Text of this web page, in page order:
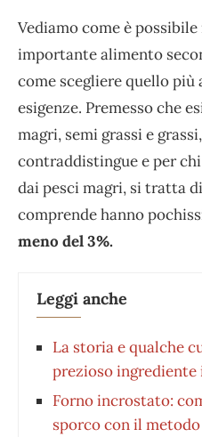
Vediamo come è
importante alimento
come scegliere quello
esigenze. Premesso che
magri, semi grassi e
contraddistingue e per
dai pesci magri, si tratta
comprende hanno
meno del 3%.
Leggi anche
La storia e qualche
prezioso ingrediente
Forno incrostato:
sporco con il